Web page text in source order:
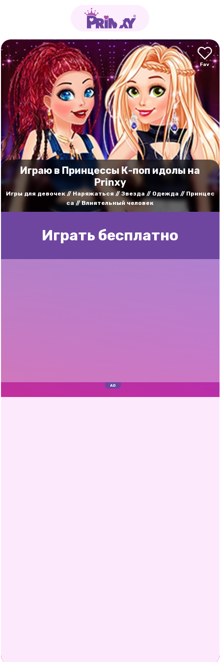
Играю в Принцессы К-поп идолы на
Prinxy
Игры для девочек Наряжаться Звезда Одежда
Принцес
са
Влиятельный человек
Играть бесплатно